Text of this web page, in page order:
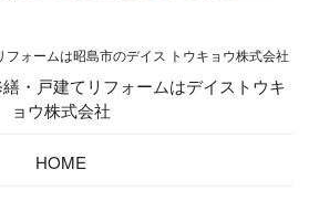
・戸建てリフォームはデイストウキ
ョウ株式会社
HOME